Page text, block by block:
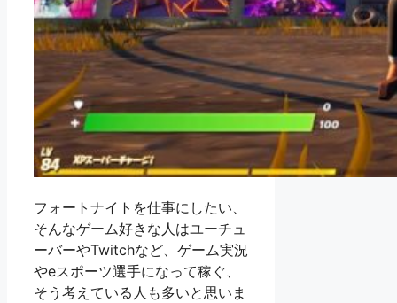
フォートナイトを仕事にしたい、
そんなゲーム好きな人はユーチュ
ーバーやTwitchなど、ゲーム実況
やeスポーツ選手になって稼ぐ、
そう考えている人も多いと思いま